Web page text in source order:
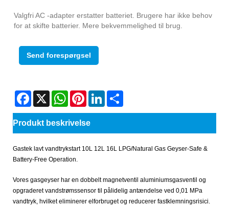
Valgfri AC -adapter erstatter batteriet. Brugere har ikke behov
for at skifte batterier. Mere bekvemmelighed til brug.
Send forespørgsel
Facebook
X WhatsAppPinterestLinkedIn
Produkt beskrivelse
Gastek lavt vandtrykstart 10L 12L 16L LPG/Natural Gas Geyser-Safe &
Battery-Free Operation.
Vores gasgeyser har en dobbelt magnetventil aluminiumsgasventil og
opgraderet vandstrømssensor til pålidelig antændelse ved 0,01 MPa
vandtryk, hvilket eliminerer elforbruget og reducerer fastklemningsrisici.